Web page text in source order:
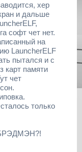
хер
и дальше
софт чет нет.
на
LauncherELF
пытался и с
карт памяти
чет
только
БРЭДМЭН?!